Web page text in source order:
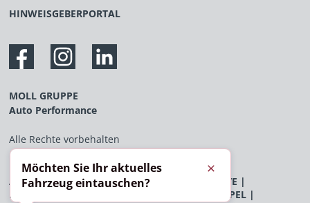
HINWEISGEBERPORTAL
MOLL GRUPPE
Auto Performance
Alle Rechte vorbehalten
AUDI|BENTLEY|BYD|FERRARI FLEXXDRIVE |
LAMBORGHINI
OPEL |
Möchten Sie Ihr aktuelles
Fahrzeug eintauschen?
Schließen